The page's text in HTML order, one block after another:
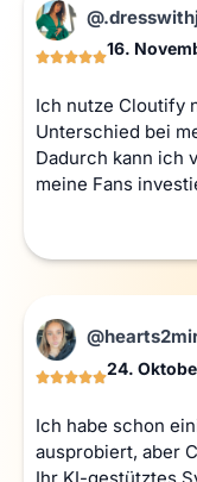
16.
Ich nutze Cloutify
Unterschied bei
Dadurch kann ich
meine Fans
24.
Ich habe schon
ausprobiert, aber